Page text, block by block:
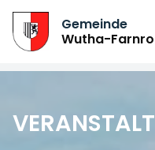
Gemeinde
Wutha-